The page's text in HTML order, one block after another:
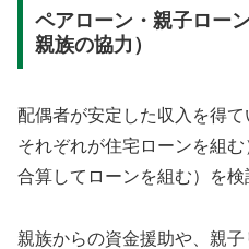
ペアローン・親子ロー
親族の協力）
配偶者が安定した収入を得
それぞれが住宅ローンを組
合算してローンを組む）を検
親族からの資金援助や、親